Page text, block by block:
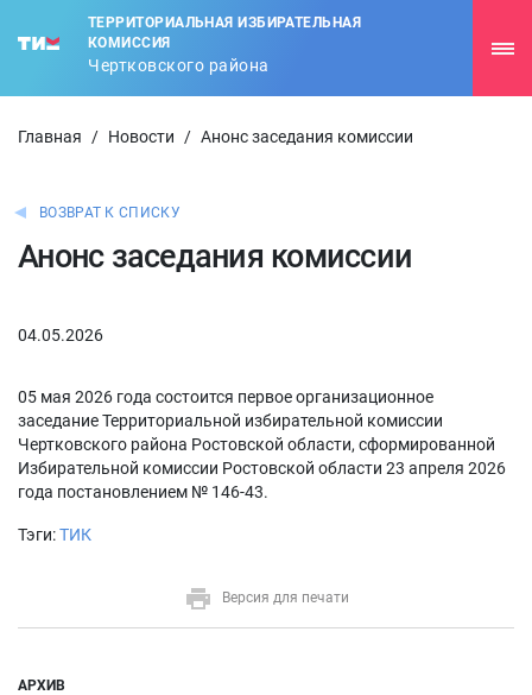
ТЕРРИТОРИАЛЬНАЯ ИЗБИРАТЕЛЬНАЯ
КОМИССИЯ
Чертковского района
Главная / Новости / Анонс заседания комиссии
ВОЗВРАТ К СПИСКУ
Анонс заседания комиссии
04.05.2026
05 мая 2026 года состоится первое организационное
заседание Территориальной избирательной комиссии
Чертковского района Ростовской области, сформированной
Избирательной комиссии Ростовской области 23 апреля 2026
года постановлением № 146-43.
Тэги:ТИК
Версия для печати
АРХИВ